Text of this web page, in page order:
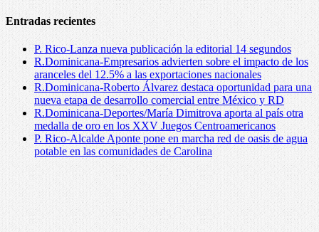
Entradas recientes
P. Rico-Lanza nueva publicación la editorial 14 segundos
R.Dominicana-Empresarios advierten sobre el impacto de los
aranceles del 12.5% a las exportaciones nacionales
R.Dominicana-Roberto Álvarez destaca oportunidad para una
nueva etapa de desarrollo comercial entre México y RD
R.Dominicana-Deportes/María Dimitrova aporta al país otra
medalla de oro en los XXV Juegos Centroamericanos
P. Rico-Alcalde Aponte pone en marcha red de oasis de agua
potable en las comunidades de Carolina